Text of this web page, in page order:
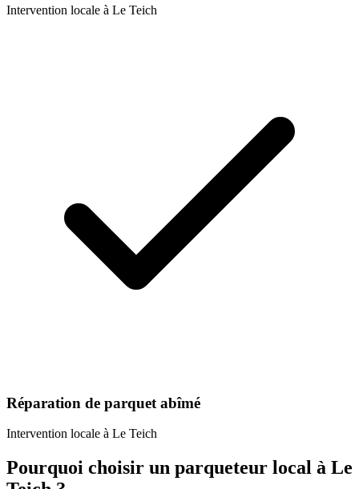
Intervention locale à Le Teich
Réparation de parquet abîmé
Intervention locale à Le Teich
Pourquoi choisir un parqueteur local à Le